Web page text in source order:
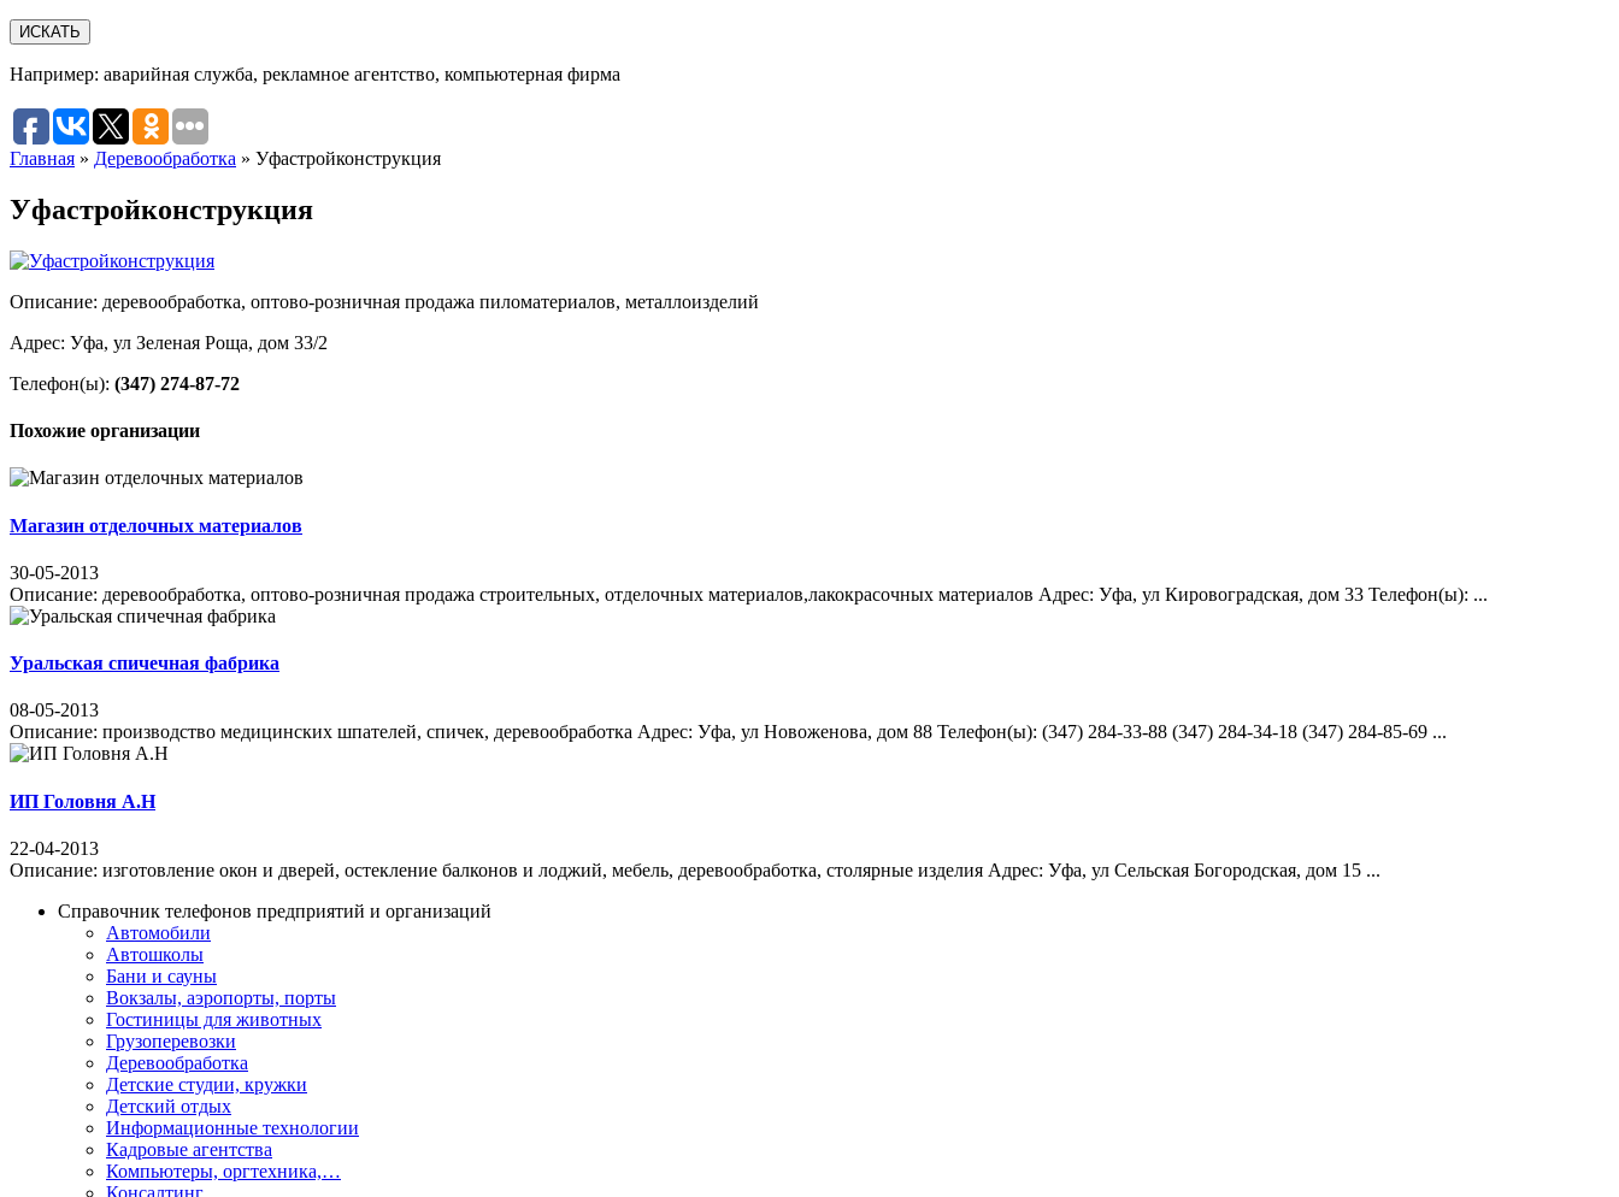
Например: аварийная служба, рекламное агентство, компьютерная фирма
Главная » Деревообработка » Уфастрой­кон­струк­ция
Уфастрой­кон­струк­ция
Описание: деревообработка, оптово-розничная продажа пиломатериалов, металлоизделий
Адрес: Уфа, ул Зеленая Роща, дом 33/2
Телефон(ы): (347) 274-87-72
Похожие организации
Магазин отделочных материалов
30-05-2013
Описание: деревообработка, оптово-розничная продажа строительных, отделочных материалов,лакокрасочных материалов Адрес: Уфа, ул Кировоградская, дом 33 Телефон(ы): ...
Уральская спичечная фабрика
08-05-2013
Описание: производство медицинских шпателей, спичек, деревообработка Адрес: Уфа, ул Новоженова, дом 88 Телефон(ы): (347) 284-33-88 (347) 284-34-18 (347) 284-85-69 ...
ИП Головня А.Н
22-04-2013
Описание: изготовление окон и дверей, остекление балконов и лоджий, мебель, деревообработка, столярные изделия Адрес: Уфа, ул Сельская Богородская, дом 15 ...
Справочник телефонов предприятий и организаций
Автомобили
Автошколы
Бани и сауны
Вокзалы, аэропорты, порты
Гостиницы для животных
Грузоперевозки
Деревообработка
Детские студии, кружки
Детский отдых
Информационные технологии
Кадровые агентства
Компьютеры, оргтехника,…
Консалтинг